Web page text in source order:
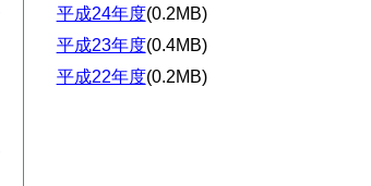
平成24年度(0.2MB)
平成23年度(0.4MB)
平成22年度(0.2MB)